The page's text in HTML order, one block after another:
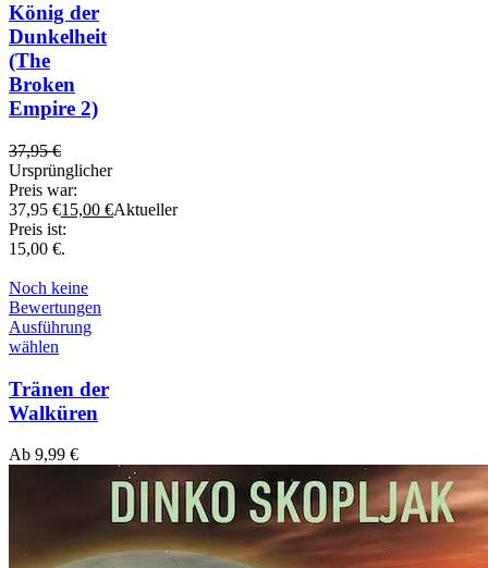
König der
Dunkelheit
(The
Broken
Empire 2)
37,95€
Ursprünglicher
Preis war:
37,95 €15,00 €Aktueller
Preis ist:
15,00 €.
Noch keine
Bewertungen
Ausführung
wählen
Tränen der
Walküren
Ab 9,99 €